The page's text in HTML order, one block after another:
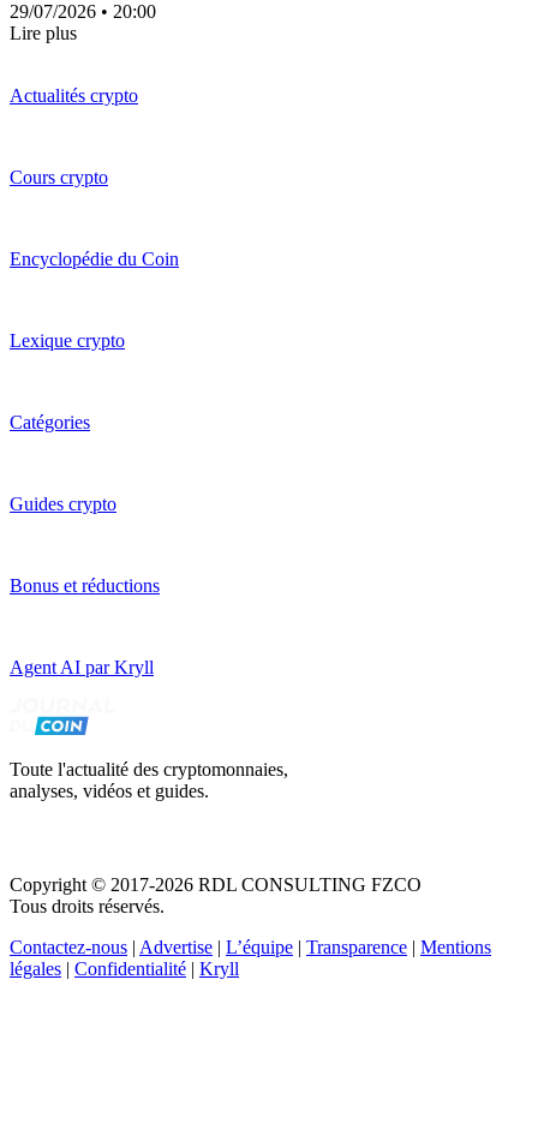
29/07/2026 • 20:00
Lire plus
Actualités crypto
Cours crypto
Encyclopédie du Coin
Lexique crypto
Catégories
Guides crypto
Bonus et réductions
Agent AI par Kryll
Toute l'actualité des cryptomonnaies,
analyses, vidéos et guides.
Copyright © 2017-2026 RDL CONSULTING FZCO
Tous droits réservés.
Contactez-nous | Advertise | L’équipe | Transparence | Mentions
légales | Confidentialité | Kryll